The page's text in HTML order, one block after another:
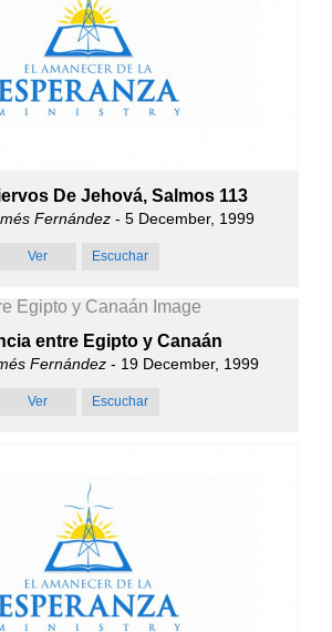
De Jehová, Salmos 113
Fernández- 5 December, 1999
Ver Escuchar
entre Egipto y Canaán
Fernández- 19 December, 1999
Ver Escuchar